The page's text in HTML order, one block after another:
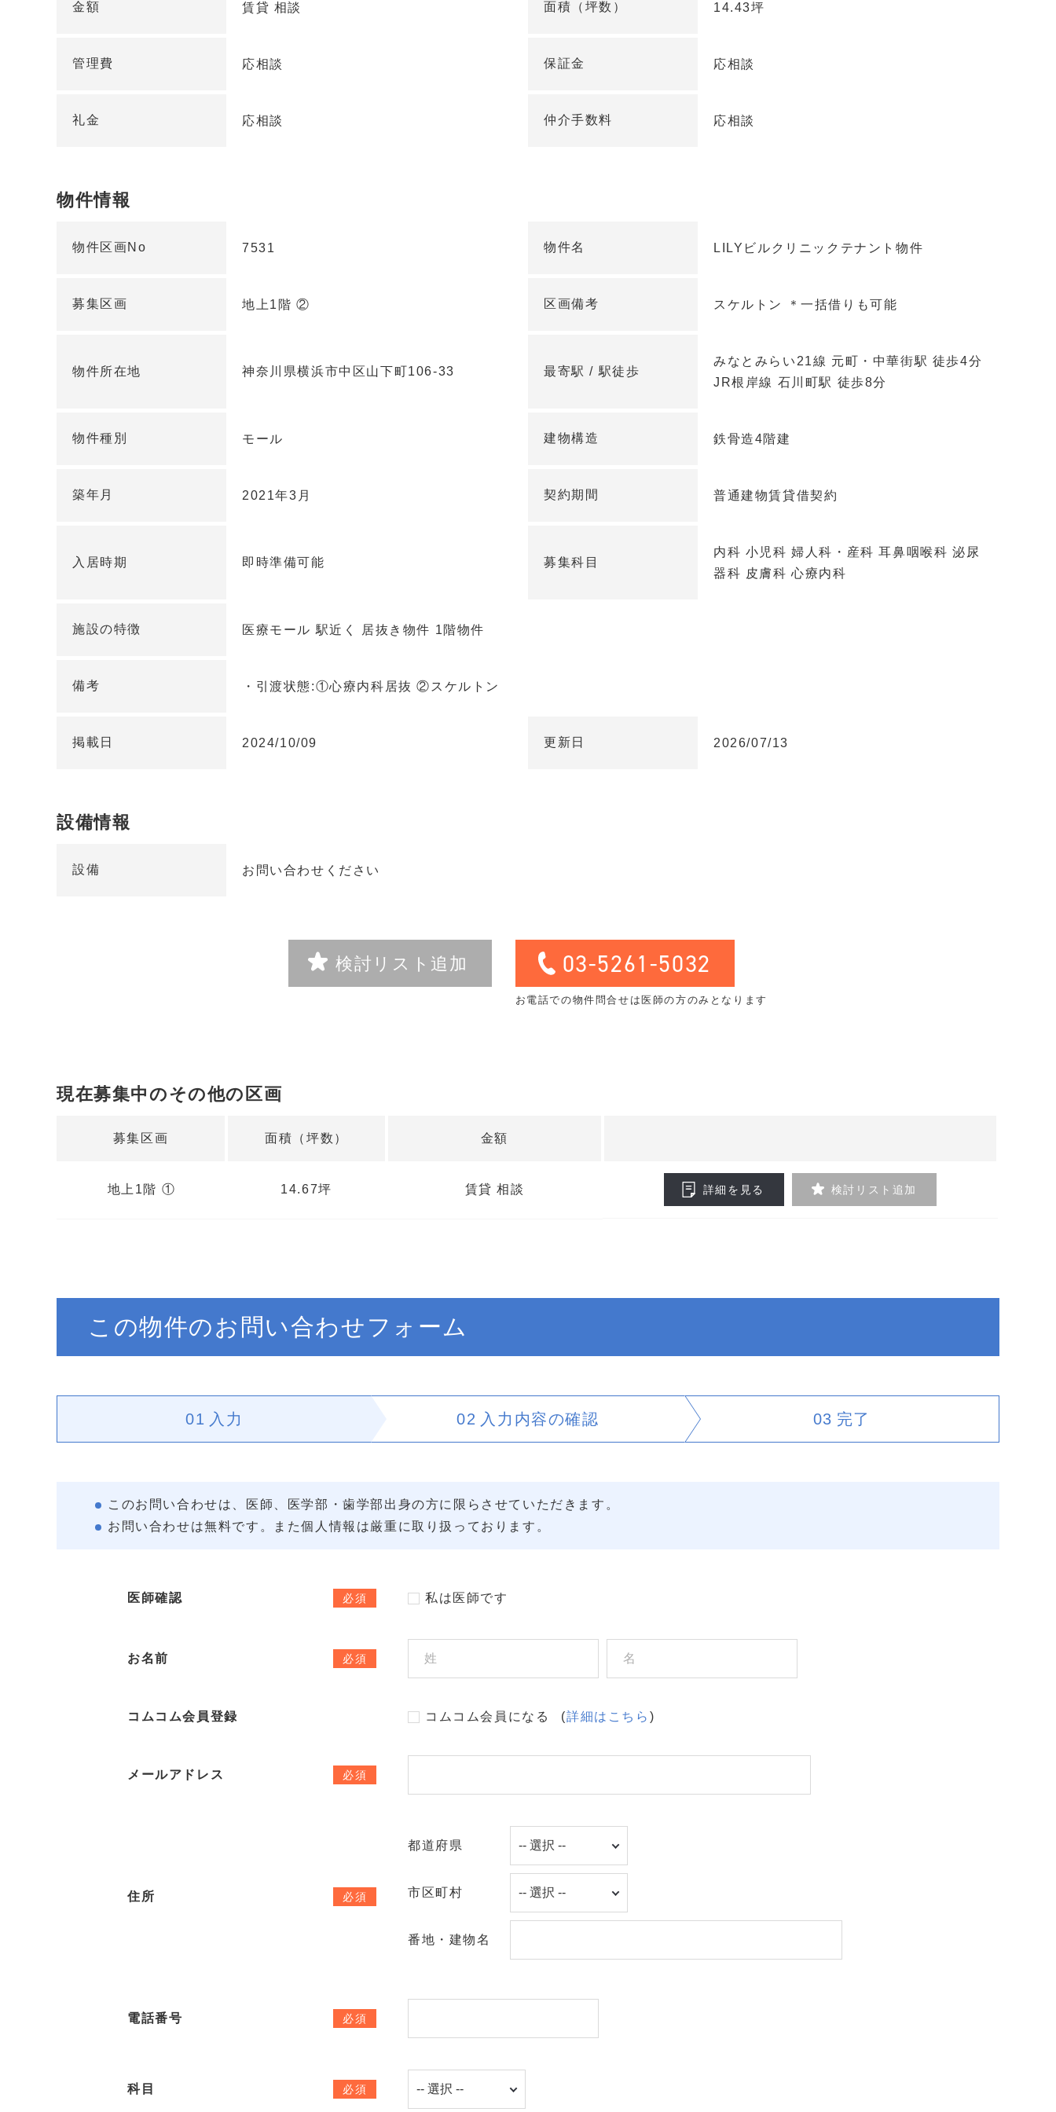
金額 賃貸 相談 面積（坪数） 14.43坪
管理費 応相談 保証金 応相談
礼金 応相談 仲介手数料 応相談
物件情報
物件区画No 7531 物件名 LILYビルクリニックテナント物件
募集区画 地上1階 ② 区画備考 スケルトン ＊一括借りも可能
物件所在地 神奈川県横浜市中区山下町106-33 最寄駅 / 駅徒歩
みなとみらい21線 元町・中華街駅 徒歩4分
JR根岸線 石川町駅 徒歩8分
物件種別 モール 建物構造 鉄骨造4階建
築年月 2021年3月 契約期間 普通建物賃貸借契約
入居時期 即時準備可能 募集科目
内科 小児科 婦人科・産科 耳鼻咽喉科 泌尿
器科 皮膚科 心療内科
施設の特徴 医療モール 駅近く 居抜き物件 1階物件
備考 ・引渡状態:①心療内科居抜 ②スケルトン
掲載日 2024/10/09 更新日 2026/07/13
設備情報
設備 お問い合わせください
検討リスト追加 03-5261-5032
お電話での物件問合せは医師の方のみとなります
現在募集中のその他の区画
募集区画 面積（坪数） 金額
地上1階 ① 14.67坪 賃貸 相談 詳細を見る 検討リスト追加
この物件のお問い合わせフォーム
01 入力 02 入力内容の確認 03 完了
このお問い合わせは、医師、医学部・歯学部出身の方に限らさせていただきます。
お問い合わせは無料です。また個人情報は厳重に取り扱っております。
医師確認 必須 私は医師です
お名前 必須
コムコム会員登録 コムコム会員になる (詳細はこちら )
メールアドレス 必須
住所 必須
都道府県
市区町村
番地・建物名
電話番号 必須
科目 必須